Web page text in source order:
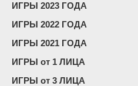
ИГРЫ 2023 ГОДА
ИГРЫ 2022 ГОДА
ИГРЫ 2021 ГОДА
ИГРЫ от 1 ЛИЦА
ИГРЫ от 3 ЛИЦА